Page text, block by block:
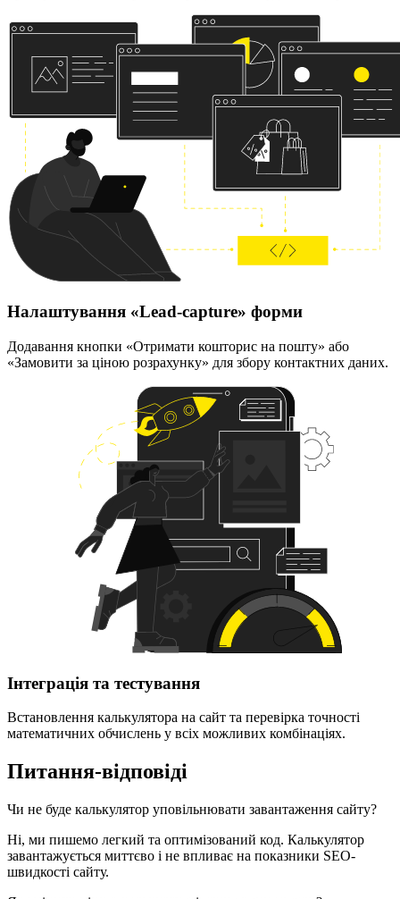
Налаштування «Lead-capture» форми
Додавання кнопки «Отримати кошторис на пошту» або
«Замовити за ціною розрахунку» для збору контактних даних.
Інтеграція та тестування
Встановлення калькулятора на сайт та перевірка точності
математичних обчислень у всіх можливих комбінаціях.
Питання-відповіді
Чи не буде калькулятор уповільнювати завантаження сайту?
Ні, ми пишемо легкий та оптимізований код. Калькулятор
завантажується миттєво і не впливає на показники SEO-
швидкості сайту.